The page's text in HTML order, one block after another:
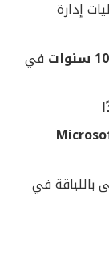
إدارة
10 سنوات
في
باللباقة في